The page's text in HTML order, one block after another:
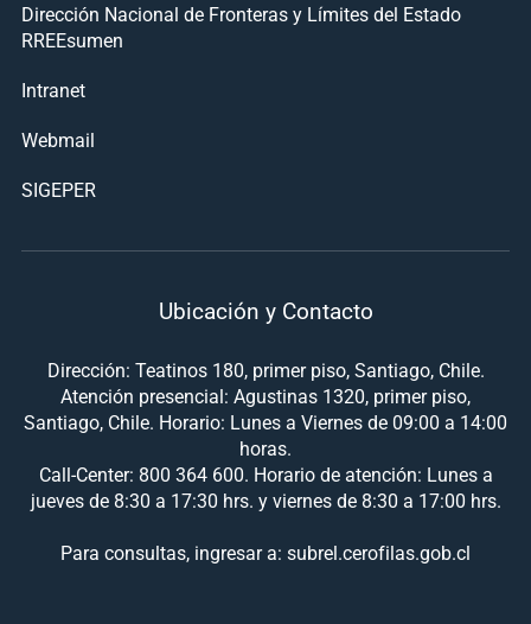
Dirección Nacional de Fronteras y Límites del Estado
RREEsumen
Intranet
Webmail
SIGEPER
Ubicación y Contacto
Dirección: Teatinos 180, primer piso, Santiago, Chile.
Atención presencial: Agustinas 1320, primer piso,
Santiago, Chile. Horario: Lunes a Viernes de 09:00 a 14:00
horas.
Call-Center: 800 364 600. Horario de atención: Lunes a
jueves de 8:30 a 17:30 hrs. y viernes de 8:30 a 17:00 hrs.
Para consultas, ingresar a: subrel.cerofilas.gob.cl